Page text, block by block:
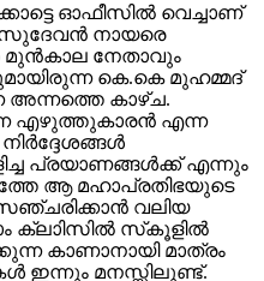
ഓഫീസില്‍ വെച്ചാണ്
നായരെ
മുന്‍കാല നേതാവും
കെ.കെ മുഹമ്മദ്
അന്നത്തെ കാഴ്ച.
എഴുത്തുകാരന്‍ എന്ന
പ്രയാണങ്ങള്‍ക്ക് എന്നും
ആ മഹാപ്രതിഭയുടെ
വലിയ
ക്ലാിസില്‍ സ്‌കൂളില്‍
കാണാനായി മാത്രം
ഇന്നും മനസ്സിലുണ്ട്.